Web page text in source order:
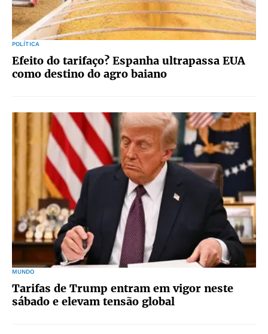
POLÍTICA
Efeito do tarifaço? Espanha ultrapassa EUA
como destino do agro baiano
MUNDO
Tarifas de Trump entram em vigor neste
sábado e elevam tensão global